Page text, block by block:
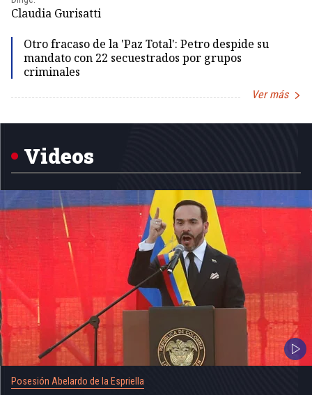
Claudia Gurisatti
Otro fracaso de la 'Paz Total': Petro despide su
mandato con 22 secuestrados por grupos
criminales
Ver más
1
Videos
Posesión Abelardo de la Espriella